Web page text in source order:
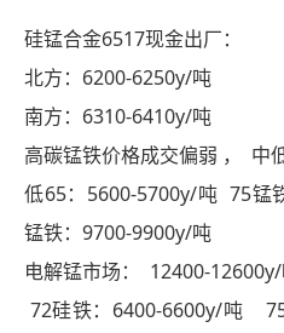
硅锰合金6517现金出厂：
北方：6200-6250y/吨
南方：6310-6410y/吨
高碳锰铁价格成交偏弱 ， 中
低65：5600-5700y/吨 75锰
锰铁：9700-9900y/吨
电解锰市场： 12400-
72硅铁：6400-6600y/吨